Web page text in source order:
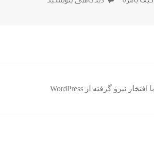
با افتخار نیرو گرفته از WordPress